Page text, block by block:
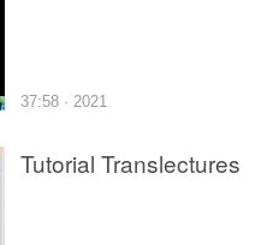
37:58 · 2021
Tutorial Translectures